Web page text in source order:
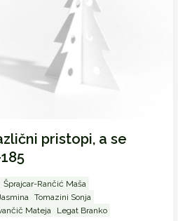
pristopi, a se
Šprajcar-Rančić Maša
Tomazini Sonja
Mateja Legat Branko